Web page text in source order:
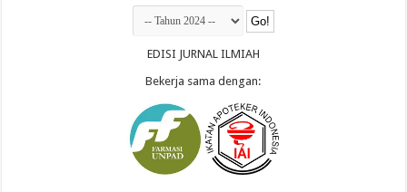
EDISI JURNAL ILMIAH
Bekerja sama dengan: